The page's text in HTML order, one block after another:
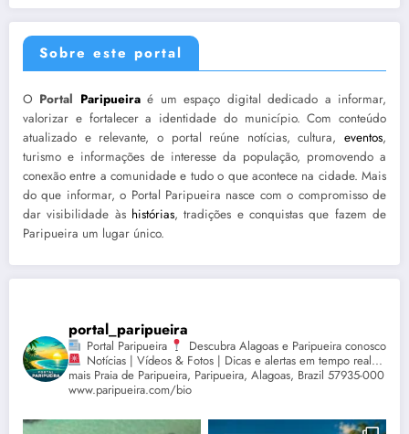
Sobre este portal
O Portal Paripueiraé um espaço digital dedicado a informar,
valorizar e fortalecer a identidade do município. Com conteúdo
atualizado e relevante, o portal reúne notícias, cultura, eventos,
turismo e informações de interesse da população, promovendo a
conexão entre a comunidade e tudo o que acontece na cidade. Mais
do que informar, o Portal Paripueira nasce com o compromisso de
dar visibilidade às histórias, tradições e conquistas que fazem de
Paripueira um lugar único.
portal_paripueira
Portal Paripueira
Descubra Alagoas e Paripueira conosco
Notícias | Vídeos & Fotos | Dicas e alertas em tempo real...
mais Praia de Paripueira, Paripueira, Alagoas, Brazil 57935-000
www.paripueira.com/bio